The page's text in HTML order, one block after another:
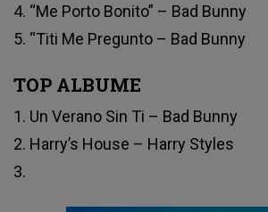
4. “Me Porto Bonito” – Bad Bunny
5. “Titi Me Pregunto – Bad Bunny
TOP ALBUME
1. Un Verano Sin Ti – Bad Bunny
2. Harry’s House – Harry Styles
3.